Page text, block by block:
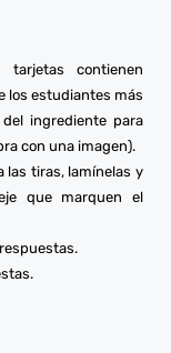
contienen
los estudiantes más
ingrediente para
con una imagen).
las tiras, lamínelas y
que marquen el